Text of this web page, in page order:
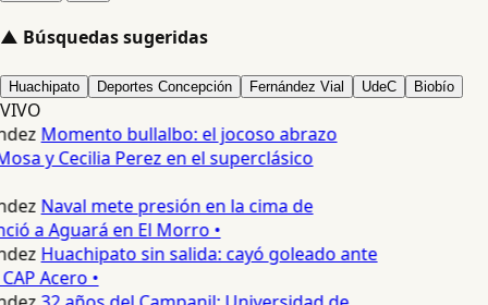
▲ Búsquedas sugeridas
Huachipato Deportes Concepción Fernández Vial UdeC Biobío
VIVO
Momento bullalbo: el jocoso abrazo
y Cecilia Perez en el superclásico
Naval mete presión en la cima de
a Aguará en El Morro •
Huachipato sin salida: cayó goleado ante
Acero •